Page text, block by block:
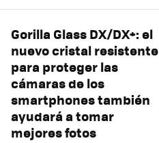
Gorilla Glass DX/DX+: el
nuevo cristal resistente
para proteger las
cámaras de los
smartphones también
ayudará a tomar
mejores fotos